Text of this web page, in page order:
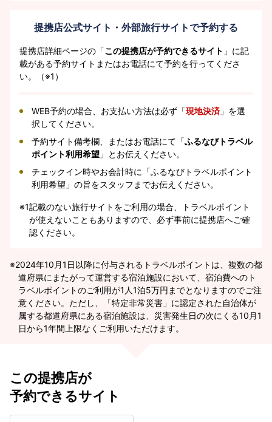
提携店公式サイト・外部旅行サイトで予約する
提携店詳細ページの「この提携店が予約できるサイト 」に記
載がある予約サイトまたはお電話にて予約を行ってくださ
い。（※1）
WEB予約の場合、お支払い方法は必ず「現地決済 」を選
択してください。
予約サイト備考欄、またはお電話にて「ふるなびトラベル
ポイント利用希望 」とお伝えください。
チェックイン時やお会計時に「ふるなびトラベルポイント
利用希望」の旨をスタッフまでお伝えください。
※1記載のない旅行サイトをご利用の場合、トラベルポイント
が使えないこともありますので、必ず事前に提携店へご確
認ください。
2024年10月1日以降に付与されるトラベルポイントは、複数の都
道府県にまたがって運営する宿泊施設において、宿泊費へのト
ラベルポイントのご利用が1人1泊5万円までとなりますのでご注
意ください。ただし、「特定非常災害」に認定された自治体が
属する都道府県にある宿泊施設は、災害発生日の次にくる10月1
日から1年間上限なくご利用いただけます。
この提携店が
予約できるサイト